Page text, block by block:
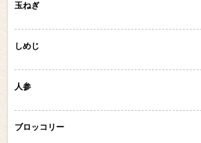
玉ねぎ
しめじ
人参
ブロッコリー